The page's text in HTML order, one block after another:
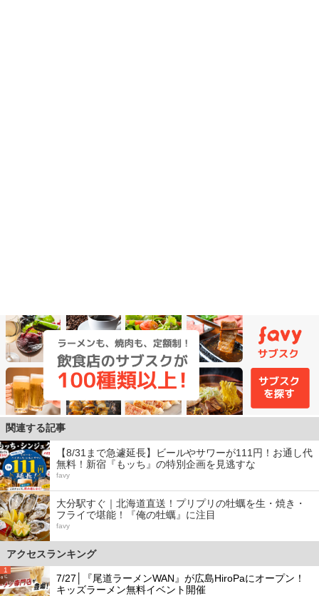
関連する記事
【8/31まで急遽延長】ビールやサワーが111円！お通し代
無料！新宿『もッち』の特別企画を見逃すな
favy
大分駅すぐ｜北海道直送！プリプリの牡蠣を生・焼き・
フライで堪能！『俺の牡蠣』に注目
favy
アクセスランキング
1
7/27│『尾道ラーメンWAN』が広島HiroPaにオープン！
キッズラーメン無料イベント開催